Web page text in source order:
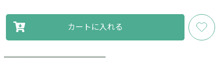
カートに入れる